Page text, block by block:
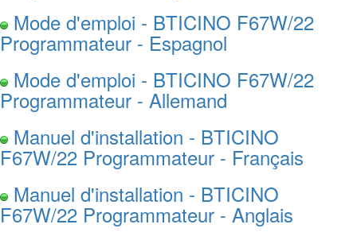
Mode d'emploi - BTICINO F67W/22
Programmateur - Espagnol
Mode d'emploi - BTICINO F67W/22
Programmateur - Allemand
Manuel d'installation - BTICINO
F67W/22 Programmateur - Français
Manuel d'installation - BTICINO
F67W/22 Programmateur - Anglais